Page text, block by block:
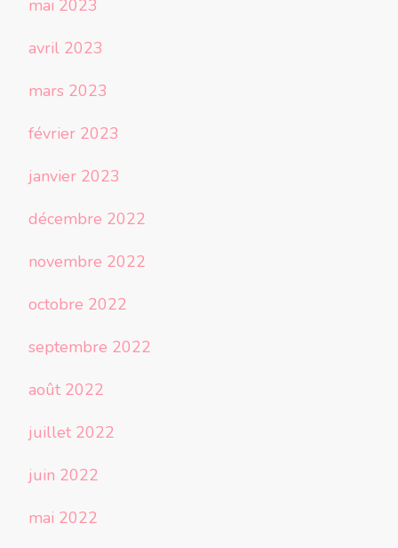
mai 2023
avril 2023
mars 2023
février 2023
janvier 2023
décembre 2022
novembre 2022
octobre 2022
septembre 2022
août 2022
juillet 2022
juin 2022
mai 2022